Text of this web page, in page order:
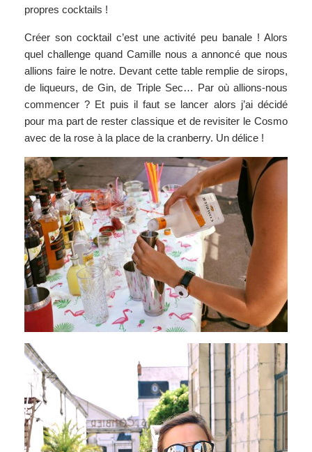
propres cocktails !
Créer son cocktail c’est une activité peu banale ! Alors
quel challenge quand Camille nous a annoncé que nous
allions faire le notre. Devant cette table remplie de sirops,
de liqueurs, de Gin, de Triple Sec… Par où allions-nous
commencer ? Et puis il faut se lancer alors j’ai décidé
pour ma part de rester classique et de revisiter le Cosmo
avec de la rose à la place de la cranberry. Un délice !